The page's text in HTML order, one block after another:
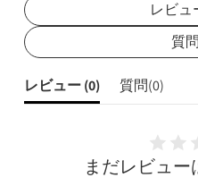
レビュ
質
レビュー (0) 質問(0)
まだレビュー